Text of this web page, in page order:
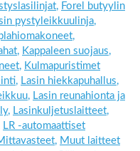
, Forel butyylin
pystyleikkuulinja,
,
, Kappaleen suojaus,
, Kulmapuristimet
, Lasin hiekkapuhallus,
, Lasin reunahionta ja
, Lasinkuljetuslaitteet,
LR -automaattiset
, Muut laitteet